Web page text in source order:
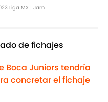
Liga MX | Jam
de fichajes
Boca Juniors tendría
concretar el fichaje